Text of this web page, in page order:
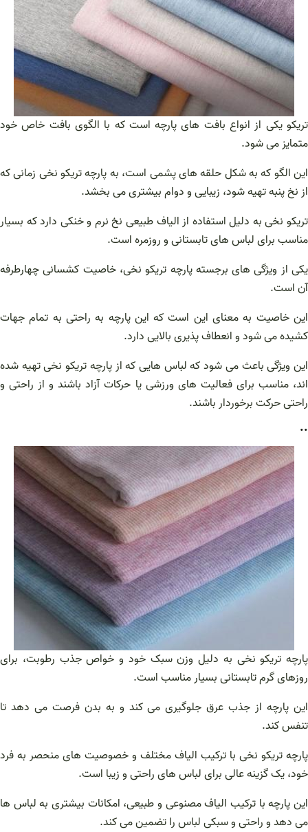
تریکو یکی از انواع بافت های پارچه است که با الگوی بافت خاص خود
متمایز می شود.
این الگو که به شکل حلقه های پشمی است، به پارچه تریکو نخی زمانی که
از نخ پنبه تهیه شود، زیبایی و دوام بیشتری می بخشد.
تریکو نخی به دلیل استفاده از الیاف طبیعی نخ نرم و خنکی دارد که بسیار
مناسب برای لباس های تابستانی و روزمره است.
یکی از ویژگی های برجسته پارچه تریکو نخی، خاصیت کشسانی چهارطرفه
آن است.
این خاصیت به معنای این است که این پارچه به راحتی به تمام جهات
کشیده می شود و انعطاف پذیری بالایی دارد.
این ویژگی باعث می شود که لباس هایی که از پارچه تریکو نخی تهیه شده
اند، مناسب برای فعالیت های ورزشی یا حرکات آزاد باشند و از راحتی و
راحتی حرکت برخوردار باشند.
..
پارچه تریکو نخی به دلیل وزن سبک خود و خواص جذب رطوبت، برای
روزهای گرم تابستانی بسیار مناسب است.
این پارچه از جذب عرق جلوگیری می کند و به بدن فرصت می دهد تا
تنفس کند.
پارچه تریکو نخی با ترکیب الیاف مختلف و خصوصیت های منحصر به فرد
خود، یک گزینه عالی برای لباس های راحتی و زیبا است.
این پارچه با ترکیب الیاف مصنوعی و طبیعی، امکانات بیشتری به لباس ها
می دهد و راحتی و سبکی لباس را تضمین می کند.